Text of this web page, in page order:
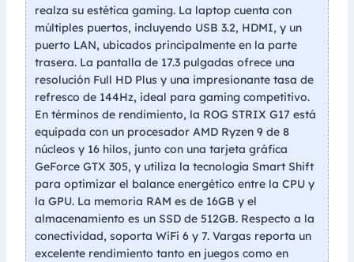
realza su estética gaming. La laptop cuenta con
múltiples puertos, incluyendo USB 3.2, HDMI, y un
puerto LAN, ubicados principalmente en la parte
trasera. La pantalla de 17.3 pulgadas ofrece una
resolución Full HD Plus y una impresionante tasa de
refresco de 144Hz, ideal para gaming competitivo.
En términos de rendimiento, la ROG STRIX G17 está
equipada con un procesador AMD Ryzen 9 de 8
núcleos y 16 hilos, junto con una tarjeta gráfica
GeForce GTX 305, y utiliza la tecnología Smart Shift
para optimizar el balance energético entre la CPU y
la GPU. La memoria RAM es de 16GB y el
almacenamiento es un SSD de 512GB. Respecto a la
conectividad, soporta WiFi 6 y 7. Vargas reporta un
excelente rendimiento tanto en juegos como en